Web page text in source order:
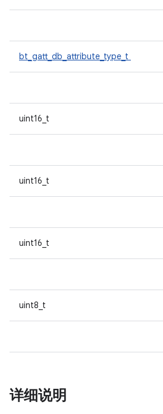
bt_gatt_db_attribute_type_t
uint16_t
uint16_t
uint16_t
uint8_t
详细说明